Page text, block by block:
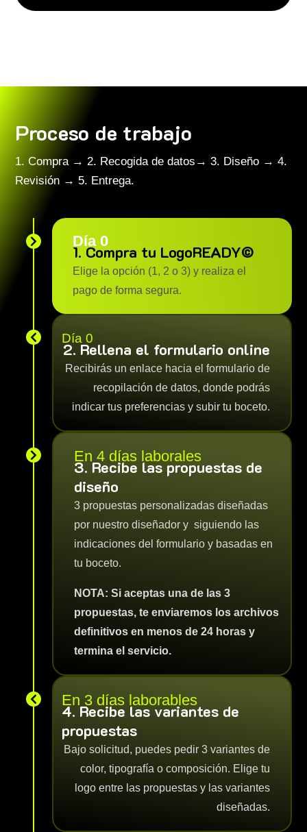
Proceso de trabajo
1. Compra → 2. Recogida de datos→ 3. Diseño → 4.
Revisión → 5. Entrega.
 Día 0
1. Compra tu LogoREADY©
Elige la opción (1, 2 o 3) y realiza el
pago de forma segura.
 Día 0
2. Rellena el formulario online
Recibirás un enlace hacia el formulario de
recopilación de datos, donde podrás
indicar tus preferencias y subir tu boceto.
 En 4 días laborales
3. Recibe las propuestas de
diseño
3 propuestas personalizadas diseñadas
por nuestro diseñador y siguiendo las
indicaciones del formulario y basadas en
tu boceto.
NOTA: Si aceptas una de las 3
propuestas, te enviaremos los archivos
definitivos en menos de 24 horas y
termina el servicio.
 En 3 días laborables
4. Recibe las variantes de
propuestas
Bajo solicitud, puedes pedir 3 variantes de
color, tipografía o composición. Elige tu
logo entre las propuestas y las variantes
diseñadas.